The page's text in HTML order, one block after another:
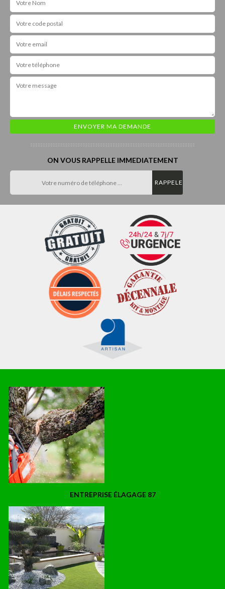
ON VOUS RAPPELLE IMMEDIATEMENT
ENTREPRISE ÉLAGAGE 87